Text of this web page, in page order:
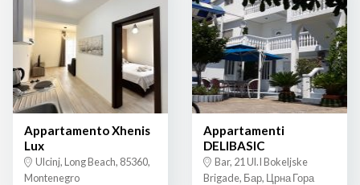
Appartamento Xhenis
Lux
Ulcinj, Long Beach, 85360,
Montenegro
Appartamenti
DELIBASIC
Bar, 21 Ul.I Bokeljske
Brigade, Бар, Црна Гора